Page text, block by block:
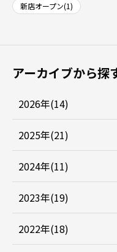
新店オープン(1)
アーカイブから探
2026年(14)
2025年(21)
2024年(11)
2023年(19)
2022年(18)